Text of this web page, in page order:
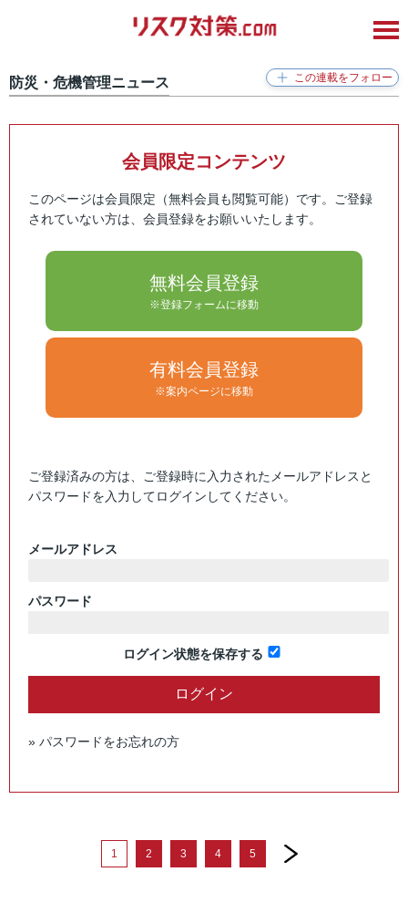
防災・危機管理ニュース
会員限定コンテンツ
このページは会員限定（無料会員も閲覧可能）です。ご登録
されていない方は、会員登録をお願いいたします。
無料会員登録
※登録フォームに移動
有料会員登録
※案内ページに移動
ご登録済みの方は、ご登録時に入力されたメールアドレスと
パスワードを入力してログインしてください。
メールアドレス
パスワード
ログイン状態を保存する
» パスワードをお忘れの方
1 2 3 4 5
next